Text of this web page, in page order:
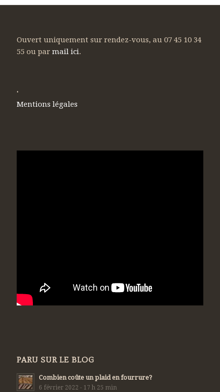
Ouvert uniquement sur rendez-vous, au 07 45 10 34
55 ou par mail ici.
.
Mentions légales
PARU SUR LE BLOG
Combien coûte un plaid en fourrure?
6 février 2022 - 17 h 25 min